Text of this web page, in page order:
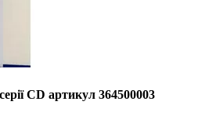
CD артикул 364500003